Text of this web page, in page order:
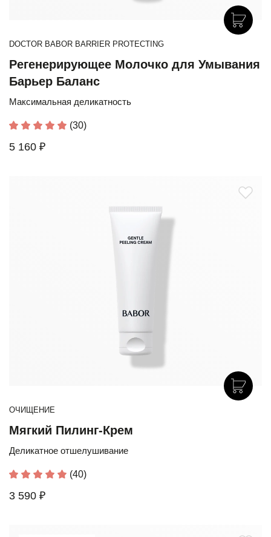
DOCTOR BABOR BARRIER PROTECTING
Регенерирующее Молочко для Умывания
Барьер Баланс
Максимальная деликатность
(30)
5 160 ₽
ОЧИЩЕНИЕ
Мягкий Пилинг-Крем
Деликатное отшелушивание
(40)
3 590 ₽